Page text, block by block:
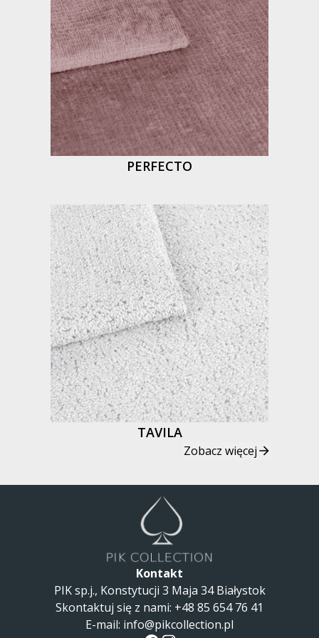
PERFECTO
TAVILA
Zobacz więcej
Kontakt
PIK sp.j., Konstytucji 3 Maja 34 Białystok
Skontaktuj się z nami: +48 85 654 76 41
E-mail: info@pikcollection.pl